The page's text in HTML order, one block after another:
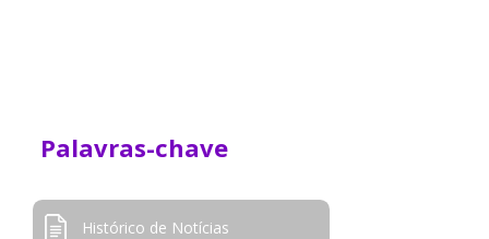
Palavras-chave
Histórico de Notícias